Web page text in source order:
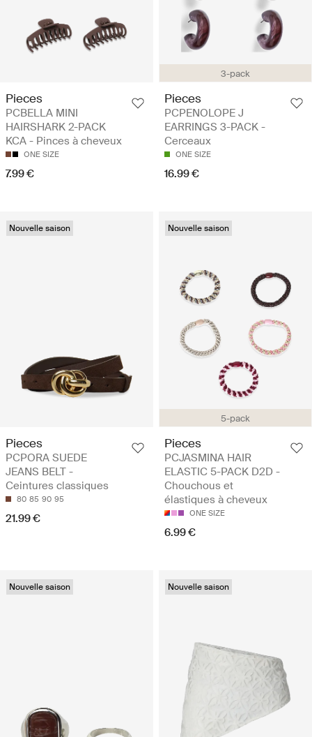
Pieces
PCBELLA MINI
HAIRSHARK 2-PACK
KCA - Pinces à cheveux
ONE SIZE
7.99 €
3-pack
Pieces
PCPENOLOPE J
EARRINGS 3-PACK -
Cerceaux
ONE SIZE
16.99 €
Nouvelle saison
Pieces
PCPORA SUEDE
JEANS BELT -
Ceintures classiques
80 85 90 95
21.99 €
5-pack
Nouvelle saison
Pieces
PCJASMINA HAIR
ELASTIC 5-PACK D2D -
Chouchous et
élastiques à cheveux
ONE SIZE
6.99 €
Nouvelle saison Nouvelle saison